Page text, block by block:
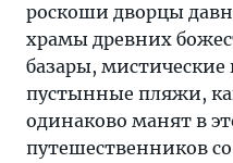
роскоши дворцы
храмы древних
базары,
пустынные пляжи,
одинаково манят в
путешественников со